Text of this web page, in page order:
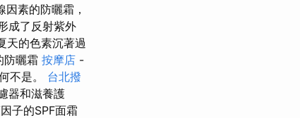
素的防曬霜，
成了反射紫外
天的色素沉著過
防曬霜 按摩店 -
不是。 台北撥
器和滋養護
子的SPF面霜